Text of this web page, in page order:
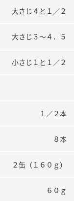
検索
大さじ４と１／２
大さじ３～４．５
小さじ１と１／２
１／２本
８本
２缶（１６０ｇ）
６０ｇ